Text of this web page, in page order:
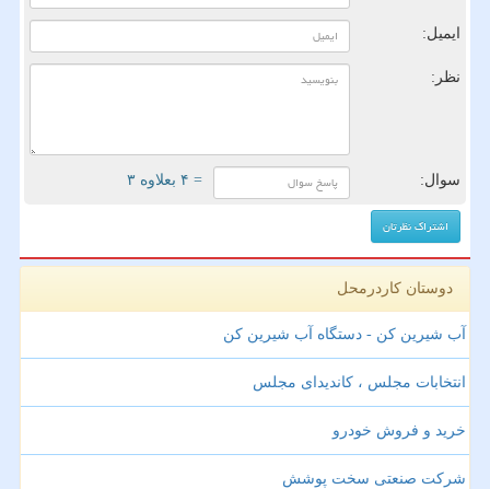
ایمیل:
نظر:
سوال: = ۴ بعلاوه ۳
دوستان کاردرمحل
آب شیرین کن - دستگاه آب شیرین کن
انتخابات مجلس ، کاندیدای مجلس
خرید و فروش خودرو
شرکت صنعتی سخت پوشش